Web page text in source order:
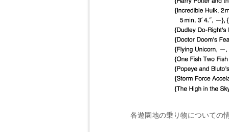
各遊園地の乗り物についての